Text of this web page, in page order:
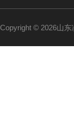
Copyright © 2026山